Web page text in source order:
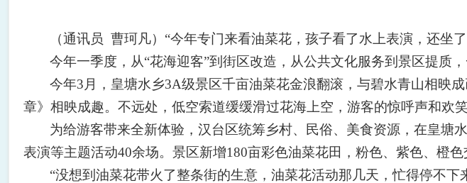
（通讯员 曹珂凡）“今年专门来看油菜花，孩子看了水上表演，还坐
今年一季度，从“花海迎客”到街区改造，从公共文化服务到景区提质
今年3月，皇塘水乡3A级景区千亩油菜花金浪翻滚，与碧水青山相映
章》相映成趣。不远处，低空索道缓缓滑过花海上空，游客的惊呼声和欢笑
为给游客带来全新体验，汉台区统筹乡村、民俗、美食资源，在皇塘
表演等主题活动40余场。景区新增180亩彩色油菜花田，粉色、紫色、橙
“没想到油菜花带火了整条街的生意，油菜花活动那几天，忙得停不